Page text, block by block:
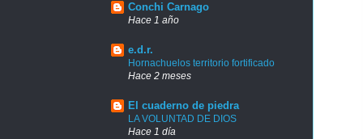
Conchi Carnago
Hace 1 año
e.d.r.
Hornachuelos territorio fortificado
Hace 2 meses
El cuaderno de piedra
LA VOLUNTAD DE DIOS
Hace 1 día